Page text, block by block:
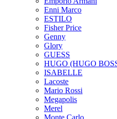
Enni Marco
ESTILO
Fisher Price
Genny
Glory
GUESS
HUGO (HUGO
ISABELLE
Lacoste
Mario Rossi
Megapolis
Merel
Monte Carlo